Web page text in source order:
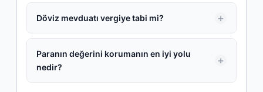
Döviz mevduatı vergiye tabi mi?
Paranın değerini korumanın en iyi yolu
nedir?